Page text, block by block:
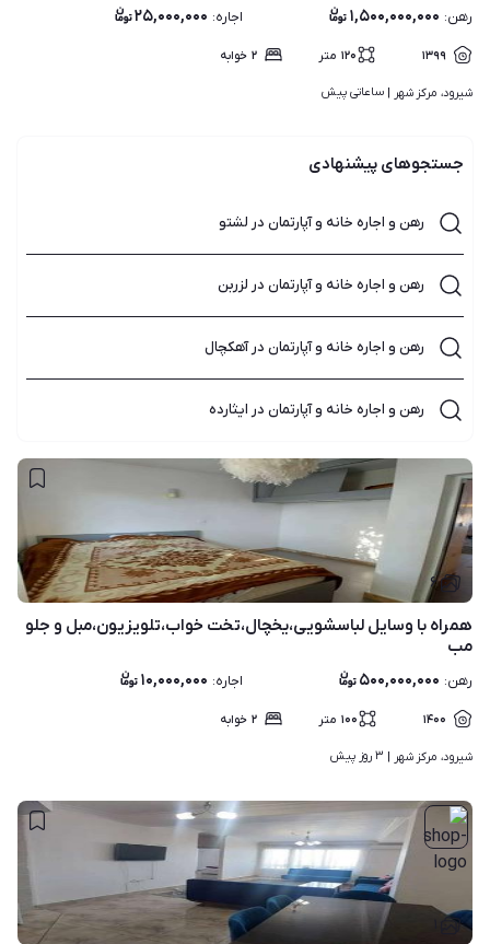
رهن: ۱,۵۰۰,۰۰۰,۰۰۰ اجاره: ۲۵,۰۰۰,۰۰۰
۱۳۹۹ ۱۲۰ متر ۲ خوابه
شیرود، مرکز شهر | ساعاتی پیش
جستجوهای پیشنهادی
رهن و اجاره خانه و آپارتمان در لشتو
رهن و اجاره خانه و آپارتمان در لزربن
رهن و اجاره خانه و آپارتمان در آهکچال
رهن و اجاره خانه و آپارتمان در ایثارده
۶
همراه با وسایل لباسشویی،یخچال،تخت خواب،تلویزیون،مبل و جلو
مب
رهن: ۵۰۰,۰۰۰,۰۰۰ اجاره: ۱۰,۰۰۰,۰۰۰
۱۴۰۰ ۱۰۰ متر ۲ خوابه
شیرود، مرکز شهر | ۳ روز پیش